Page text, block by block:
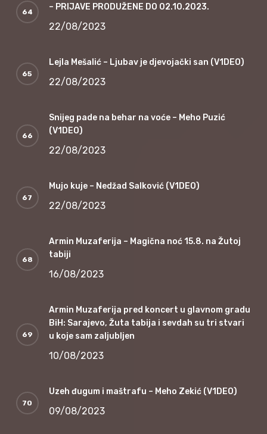
– PRIJAVE PRODUŽENE DO 02.10.2023.
22/08/2023
Lejla Mešalić – Ljubav je djevojački san (V1DEO)
22/08/2023
Snijeg pade na behar na voće – Meho Puzić
(V1DEO)
22/08/2023
Mujo kuje – Nedžad Salković (V1DEO)
22/08/2023
Armin Muzaferija – Magična noć 15.8. na Žutoj
tabiji
16/08/2023
Armin Muzaferija pred koncert u glavnom gradu
BiH: Sarajevo, Žuta tabija i sevdah su tri stvari
u koje sam zaljubljen
10/08/2023
Uzeh đugum i maštrafu – Meho Zekić (V1DEO)
09/08/2023